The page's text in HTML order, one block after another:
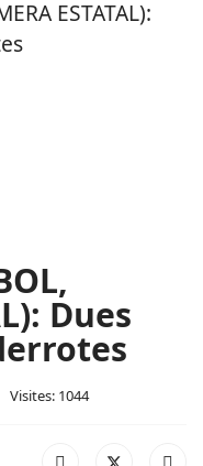
Dues
Visites: 1044